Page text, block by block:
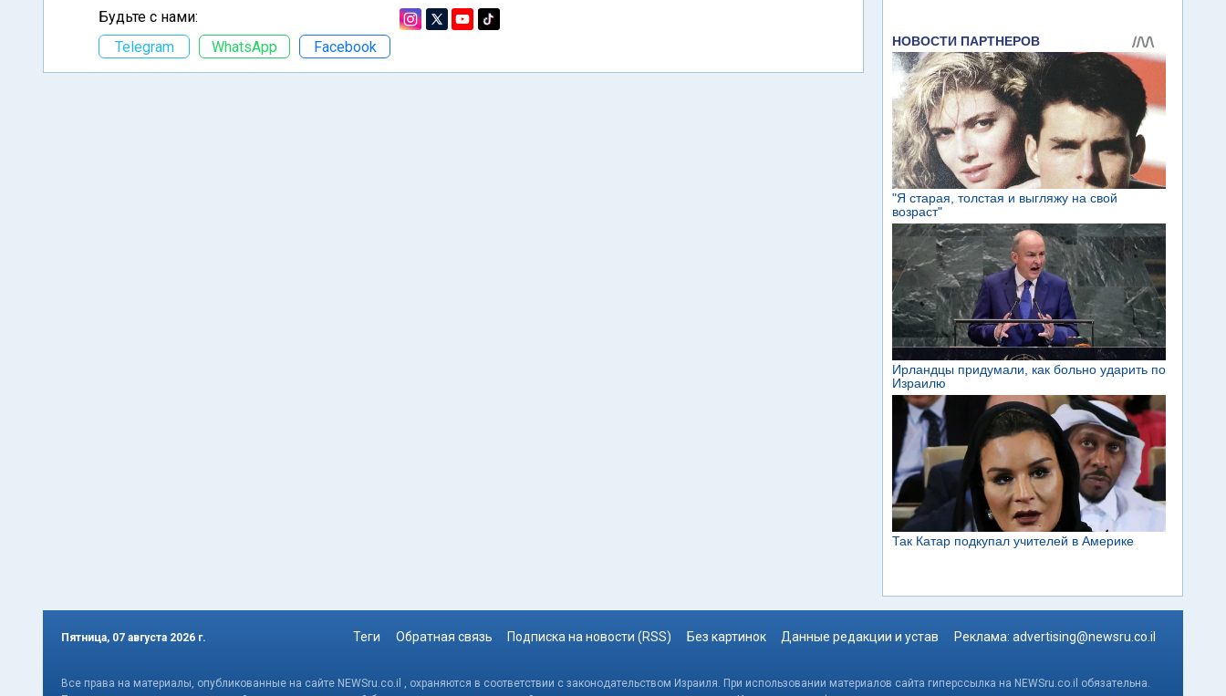
Будьте с нами:
Telegram
WhatsApp Facebook
Пятница, 07 августа 2026 г. Теги Обратная связь Подписка на новости (RSS) Без картинок Данные редакции и устав Реклама: advertising@newsru.co.il
Все права на материалы, опубликованные на сайте NEWSru.co.il , охраняются в соответствии с законодательством Израиля. При использовании материалов сайта гиперссылка на NEWSru.co.il обязательна.